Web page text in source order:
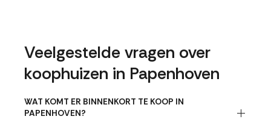
Veelgestelde vragen over
koophuizen in Papenhoven
WAT KOMT ER BINNENKORT TE KOOP IN
PAPENHOVEN?